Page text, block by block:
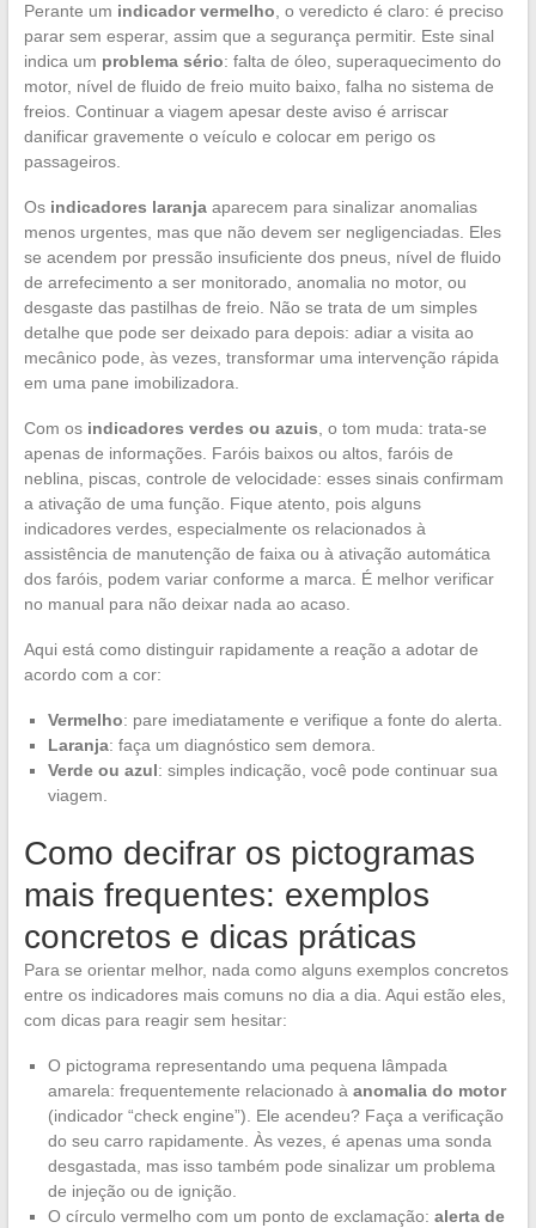
Perante um indicador vermelho , o veredicto é claro: é preciso
parar sem esperar, assim que a segurança permitir. Este sinal
indica um problema sério: falta de óleo, superaquecimento do
motor, nível de fluido de freio muito baixo, falha no sistema de
freios. Continuar a viagem apesar deste aviso é arriscar
danificar gravemente o veículo e colocar em perigo os
passageiros.
Os indicadores laranjaaparecem para sinalizar anomalias
menos urgentes, mas que não devem ser negligenciadas. Eles
se acendem por pressão insuficiente dos pneus, nível de fluido
de arrefecimento a ser monitorado, anomalia no motor, ou
desgaste das pastilhas de freio. Não se trata de um simples
detalhe que pode ser deixado para depois: adiar a visita ao
mecânico pode, às vezes, transformar uma intervenção rápida
em uma pane imobilizadora.
Com os indicadores verdes ou azuis , o tom muda: trata-se
apenas de informações. Faróis baixos ou altos, faróis de
neblina, piscas, controle de velocidade: esses sinais confirmam
a ativação de uma função. Fique atento, pois alguns
indicadores verdes, especialmente os relacionados à
assistência de manutenção de faixa ou à ativação automática
dos faróis, podem variar conforme a marca. É melhor verificar
no manual para não deixar nada ao acaso.
Aqui está como distinguir rapidamente a reação a adotar de
acordo com a cor:
Vermelho: pare imediatamente e verifique a fonte do alerta.
Laranja: faça um diagnóstico sem demora.
Verde ou azul: simples indicação, você pode continuar sua
viagem.
Como decifrar os pictogramas
mais frequentes: exemplos
concretos e dicas práticas
Para se orientar melhor, nada como alguns exemplos concretos
entre os indicadores mais comuns no dia a dia. Aqui estão eles,
com dicas para reagir sem hesitar:
O pictograma representando uma pequena lâmpada
amarela: frequentemente relacionado à anomalia do motor
(indicador “check engine”). Ele acendeu? Faça a verificação
do seu carro rapidamente. Às vezes, é apenas uma sonda
desgastada, mas isso também pode sinalizar um problema
de injeção ou de ignição.
O círculo vermelho com um ponto de exclamação: alerta de